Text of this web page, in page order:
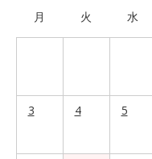
月 火 水
3 4 5